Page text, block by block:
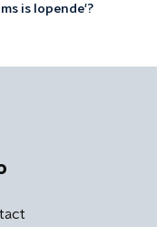
is lopende'?